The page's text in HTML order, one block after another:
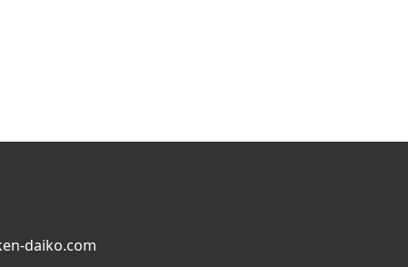
daiko.com